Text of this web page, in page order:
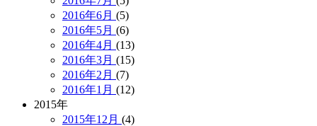
2016年6月 (5)
2016年5月 (6)
2016年4月 (13)
2016年3月 (15)
2016年2月 (7)
2016年1月 (12)
2015年
2015年12月 (4)